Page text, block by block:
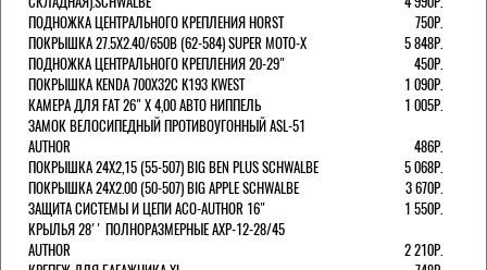
ПОДНОЖКА ЦЕНТРАЛЬНОГО КРЕПЛЕНИЯ HORST
750Р.
ПОКРЫШКА 27.5X2.40/650B (62-584) SUPER MOTO-X
5 848Р.
ПОДНОЖКА ЦЕНТРАЛЬНОГО КРЕПЛЕНИЯ 20-29"
450Р.
ПОКРЫШКА KENDA 700Х32С K193 KWEST
1 090Р.
КАМЕРА ДЛЯ FAT 26" X 4,00 АВТО НИППЕЛЬ
1 005Р.
ЗАМОК ВЕЛОСИПЕДНЫЙ ПРОТИВОУГОННЫЙ ASL-51
AUTHOR
486Р.
ПОКРЫШКА 24X2,15 (55-507) BIG BEN PLUS SCHWALBE
5 068Р.
ПОКРЫШКА 24X2.00 (50-507) BIG APPLE SCHWALBE
3 670Р.
ЗАЩИТА СИСТЕМЫ И ЦЕПИ ACO-AUTHOR 16"
1 550Р.
КРЫЛЬЯ 28'' ПОЛНОРАЗМЕРНЫЕ AXP-12-28/45
AUTHOR
2 210Р.